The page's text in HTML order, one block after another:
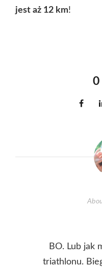
jest aż 12 km!
0
BO. Lub jak
triathlonu.